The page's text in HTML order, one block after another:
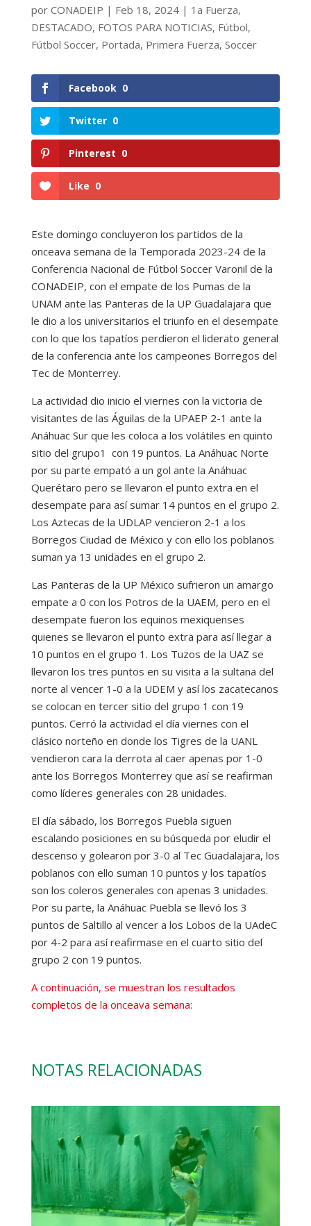
por CONADEIP | Feb 18, 2024| 1a Fuerza,
DESTACADO, FOTOS PARA NOTICIAS, Fútbol,
Fútbol Soccer, Portada, Primera Fuerza, Soccer
Facebook 0
Twitter 0
Pinterest 0
Like 0
Este domingo concluyeron los partidos de la
onceava semana de la Temporada 2023-24 de la
Conferencia Nacional de Fútbol Soccer Varonil de la
CONADEIP, con el empate de los Pumas de la
UNAM ante las Panteras de la UP Guadalajara que
le dio a los universitarios el triunfo en el desempate
con lo que los tapatíos perdieron el liderato general
de la conferencia ante los campeones Borregos del
Tec de Monterrey.
La actividad dio inicio el viernes con la victoria de
visitantes de las Águilas de la UPAEP 2-1 ante la
Anáhuac Sur que les coloca a los volátiles en quinto
sitio del grupo1 con 19 puntos. La Anáhuac Norte
por su parte empató a un gol ante la Anáhuac
Querétaro pero se llevaron el punto extra en el
desempate para así sumar 14 puntos en el grupo 2.
Los Aztecas de la UDLAP vencieron 2-1 a los
Borregos Ciudad de México y con ello los poblanos
suman ya 13 unidades en el grupo 2.
Las Panteras de la UP México sufrieron un amargo
empate a 0 con los Potros de la UAEM, pero en el
desempate fueron los equinos mexiquenses
quienes se llevaron el punto extra para así llegar a
10 puntos en el grupo 1. Los Tuzos de la UAZ se
llevaron los tres puntos en su visita a la sultana del
norte al vencer 1-0 a la UDEM y así los zacatecanos
se colocan en tercer sitio del grupo 1 con 19
puntos. Cerró la actividad el día viernes con el
clásico norteño en donde los Tigres de la UANL
vendieron cara la derrota al caer apenas por 1-0
ante los Borregos Monterrey que así se reafirman
como líderes generales con 28 unidades.
El día sábado, los Borregos Puebla siguen
escalando posiciones en su búsqueda por eludir el
descenso y golearon por 3-0 al Tec Guadalajara, los
poblanos con ello suman 10 puntos y los tapatíos
son los coleros generales con apenas 3 unidades.
Por su parte, la Anáhuac Puebla se llevó los 3
puntos de Saltillo al vencer a los Lobos de la UAdeC
por 4-2 para así reafirmase en el cuarto sitio del
grupo 2 con 19 puntos.
A continuación, se muestran los resultados
completos de la onceava semana:
NOTAS RELACIONADAS